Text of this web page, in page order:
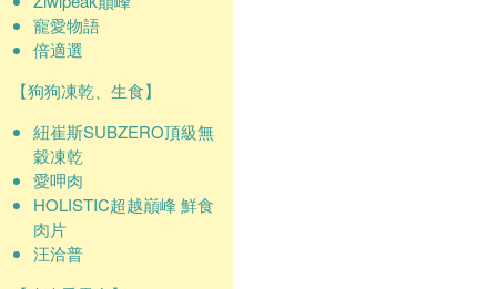
寵愛物語
倍適選
【狗狗凍乾、生食】
紐崔斯SUBZERO頂級無
穀凍乾
愛呷肉
HOLISTIC超越巔峰 鮮食
肉片
汪洽普